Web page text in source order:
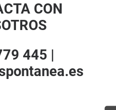
CON
445 |